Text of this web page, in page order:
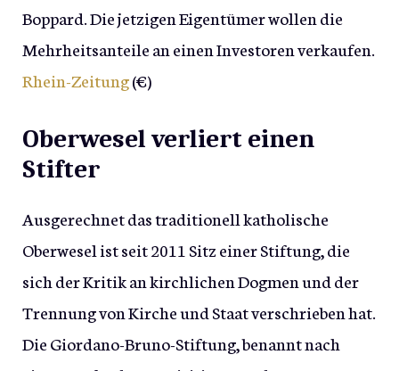
Boppard. Die jetzigen Eigentümer wollen die
Mehrheitsanteile an einen Investoren verkaufen.
Rhein-Zeitung(€)
Oberwesel verliert einen
Stifter
Ausgerechnet das traditionell katholische
Oberwesel ist seit 2011 Sitz einer Stiftung, die
sich der Kritik an kirchlichen Dogmen und der
Trennung von Kirche und Staat verschrieben hat.
Die Giordano-Bruno-Stiftung, benannt nach